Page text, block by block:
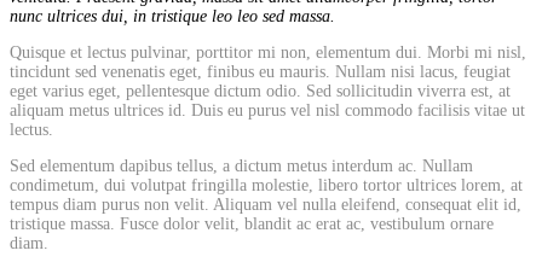
nunc ultrices dui, in tristique leo leo sed massa.
Quisque et lectus pulvinar, porttitor mi non, elementum dui. Morbi mi nisl,
tincidunt sed venenatis eget, finibus eu mauris. Nullam nisi lacus, feugiat
eget varius eget, pellentesque dictum odio. Sed sollicitudin viverra est, at
aliquam metus ultrices id. Duis eu purus vel nisl commodo facilisis vitae ut
lectus.
Sed elementum dapibus tellus, a dictum metus interdum ac. Nullam
condimetum, dui volutpat fringilla molestie, libero tortor ultrices lorem, at
tempus diam purus non velit. Aliquam vel nulla eleifend, consequat elit id,
tristique massa. Fusce dolor velit, blandit ac erat ac, vestibulum ornare
diam.